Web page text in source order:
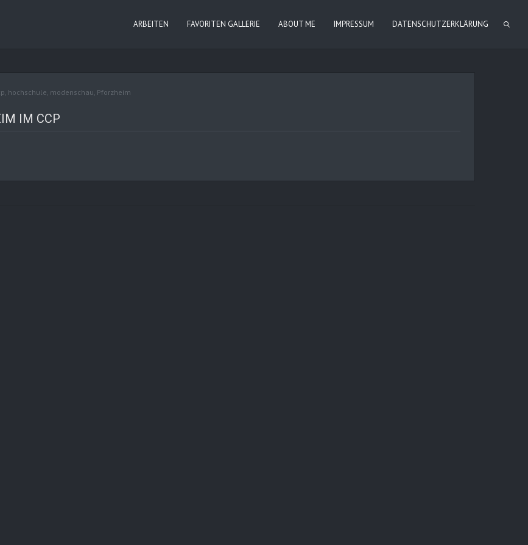
ARBEITEN FAVORITEN GALLERIE ABOUT ME IMPRESSUM DATENSCHUTZERKLÄRUNG
, hochschule, modenschau, Pforzheim
IM CCP